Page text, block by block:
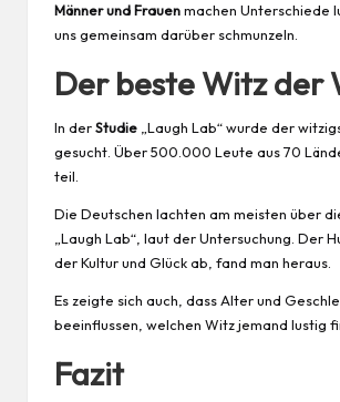
Männer und Frauenmachen Unterschiede
uns gemeinsam darüber schmunzeln.
Der beste Witz der
In derStudie „Laugh Lab“ wurde der
gesucht. Über 500.000 Leute aus 70
teil.
Die Deutschen lachten am meisten über
„Laugh Lab“, laut der Untersuchung. Der
der Kultur und Glück ab, fand man heraus.
Es zeigte sich auch, dass Alter und
beeinflussen, welchen Witz jemand lustig
Fazit